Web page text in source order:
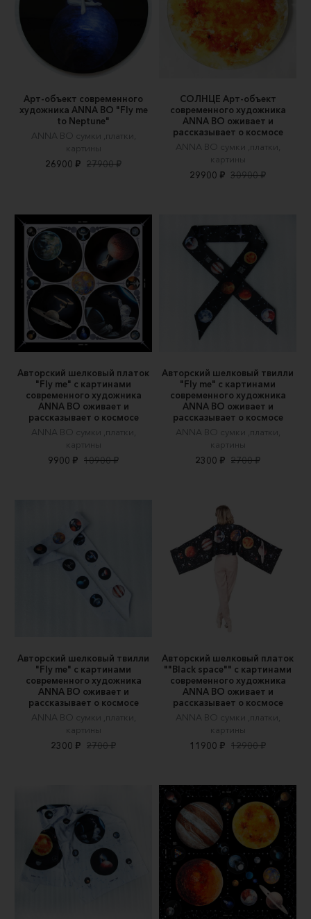
Арт-объект современного
художника ANNA BO "Fly me
to Neptune"
ANNA BO сумки ,платки,
картины
26900 ₽ 27900 ₽
СОЛНЦЕ Арт-объект
современного художника
ANNA BO оживает и
рассказывает о космосе
ANNA BO сумки ,платки,
картины
29900 ₽ 30900 ₽
Авторский шелковый платок
"Fly me" c картинами
современного художника
ANNA BO оживает и
рассказывает о космосе
ANNA BO сумки ,платки,
картины
9900 ₽ 10900 ₽
Авторский шелковый твилли
"Fly me" c картинами
современного художника
ANNA BO оживает и
рассказывает о космосе
ANNA BO сумки ,платки,
картины
2300 ₽ 2700 ₽
Авторский шелковый твилли
"Fly me" c картинами
современного художника
ANNA BO оживает и
рассказывает о космосе
ANNA BO сумки ,платки,
картины
2300 ₽ 2700 ₽
Авторский шелковый платок
""Black space"" c картинами
современного художника
ANNA BO оживает и
рассказывает о космосе
ANNA BO сумки ,платки,
картины
11900 ₽ 12900 ₽